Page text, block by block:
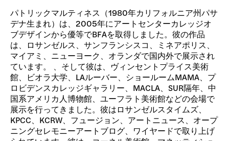
パトリックマルティネス（1980年カリフォルニア州パサ
デナ生まれ）は、2005年にアートセンターカレッジオ
ブデザインから優等でBFAを取得しました。彼の作品
は、ロサンゼルス、サンフランシスコ、ミネアポリス、
マイアミ、ニューヨーク、オランダで国内外で展示され
ています。 、そして彼は、ヴィンセントプライス美術
館、ビオラ大学、LAルーバー、ショールームMAMA、プ
ロビデンスカレッジギャラリー、MACLA、SUR隔年、中
国系アメリカ人博物館、ユーフラト美術館などの会場で
展示を行ってきました。彼はロサンゼルスタイムズ、
KPCC、KCRW、フュージョン、アートニュース、オープ
ニングセレモニーアートブログ、ワイヤードで取り上げ